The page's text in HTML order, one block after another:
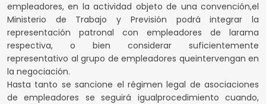
empleadores, en la actividad objeto de una convención,el
Ministerio de Trabajo y Previsión podrá integrar la
representación patronal con empleadores de larama
respectiva, o bien considerar suficientemente
representativo al grupo de empleadores queintervengan en
la negociación.
Hasta tanto se sancione el régimen legal de asociaciones
de empleadores se seguirá igualprocedimiento cuando,